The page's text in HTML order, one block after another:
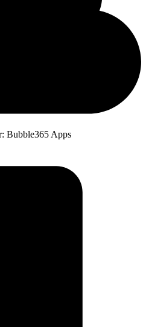
Bubble365 Apps